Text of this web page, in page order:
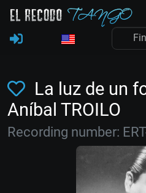
La luz de un
Aníbal TROILO
Recording number: